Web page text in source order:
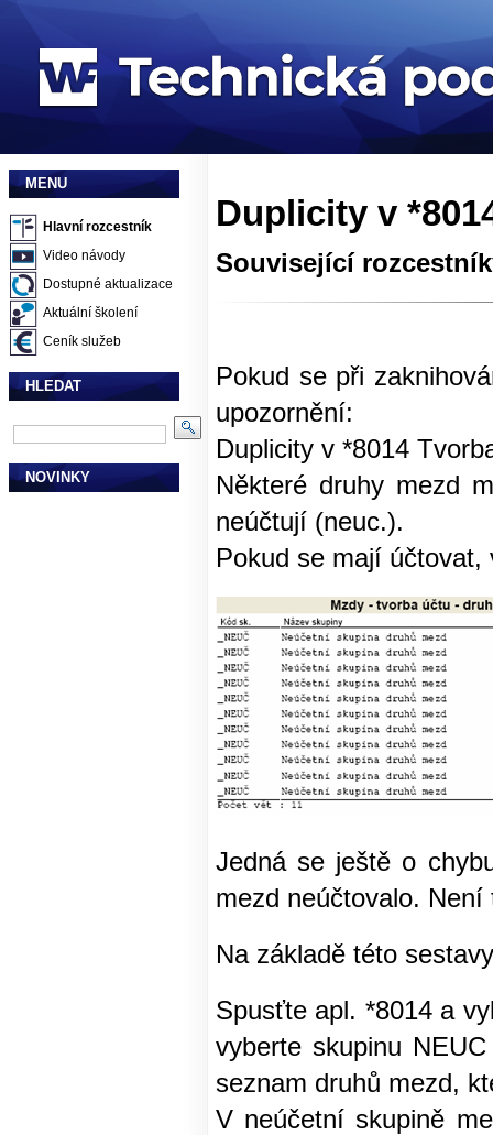
MENU
Hlavní rozcestník
Video návody
Dostupné aktualizace
Aktuální školení
Ceník služeb
HLEDAT
NOVINKY
Duplicity v
Související
Pokud se při
upozornění:
Duplicity v *8014
Některé druhy mezd
neúčtují (neuc.).
Pokud se mají
Jedná se ještě o
mezd neúčtovalo. Není
Na základě této
Spusťte apl. *8014 a
vyberte skupinu
seznam druhů mezd,
V neúčetní skupině